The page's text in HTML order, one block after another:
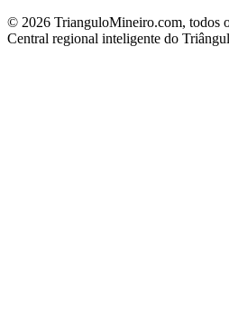
© 2026 TrianguloMineiro.com, todos
Central regional inteligente do